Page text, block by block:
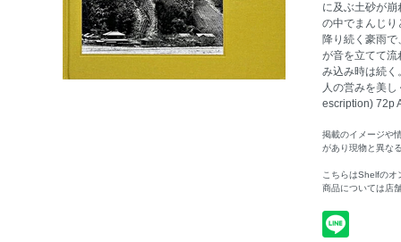
に及ぶ土砂が
の中でまんじり
降り続く豪雨
が音を立てて流
み込み時は続く
人の営みを美
escription) 72p
掲載のイメージや
があり現物と異な
こちらはShelfのオ
商品については店